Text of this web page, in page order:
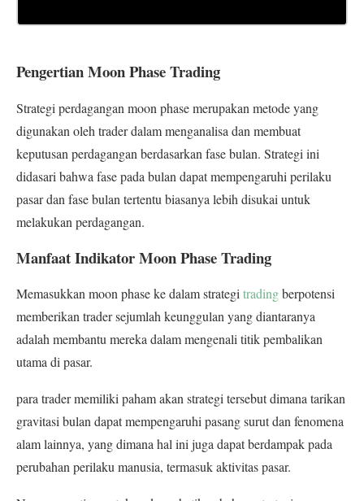
Pengertian Moon Phase Trading
Strategi perdagangan moon phase merupakan metode yang
digunakan oleh trader dalam menganalisa dan membuat
keputusan perdagangan berdasarkan fase bulan. Strategi ini
didasari bahwa fase pada bulan dapat mempengaruhi perilaku
pasar dan fase bulan tertentu biasanya lebih disukai untuk
melakukan perdagangan.
Manfaat Indikator Moon Phase Trading
Memasukkan moon phase ke dalam strategitradingberpotensi
memberikan trader sejumlah keunggulan yang diantaranya
adalah membantu mereka dalam mengenali titik pembalikan
utama di pasar.
para trader memiliki paham akan strategi tersebut dimana tarikan
gravitasi bulan dapat mempengaruhi pasang surut dan fenomena
alam lainnya, yang dimana hal ini juga dapat berdampak pada
perubahan perilaku manusia, termasuk aktivitas pasar.